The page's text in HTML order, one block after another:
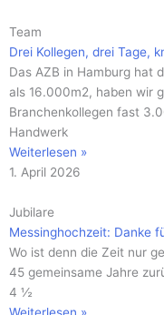
Team
Drei Kollegen, drei Tage,
Das AZB in Hamburg hat
als 16.000m2, haben wir
Branchenkollegen fast
Handwerk
Weiterlesen »
1. April 2026
Jubilare
Messinghochzeit: Danke
Wo ist denn die Zeit nur
45 gemeinsame Jahre
4 ½